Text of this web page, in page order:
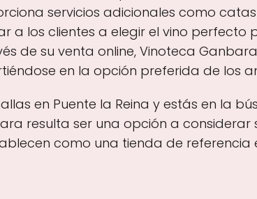
servicios adicionales como
a los clientes a elegir el vino perfecto
de su venta online, Vinoteca
en la opción preferida de los
en Puente la Reina y estás en la
resulta ser una opción a considerar
como una tienda de referencia